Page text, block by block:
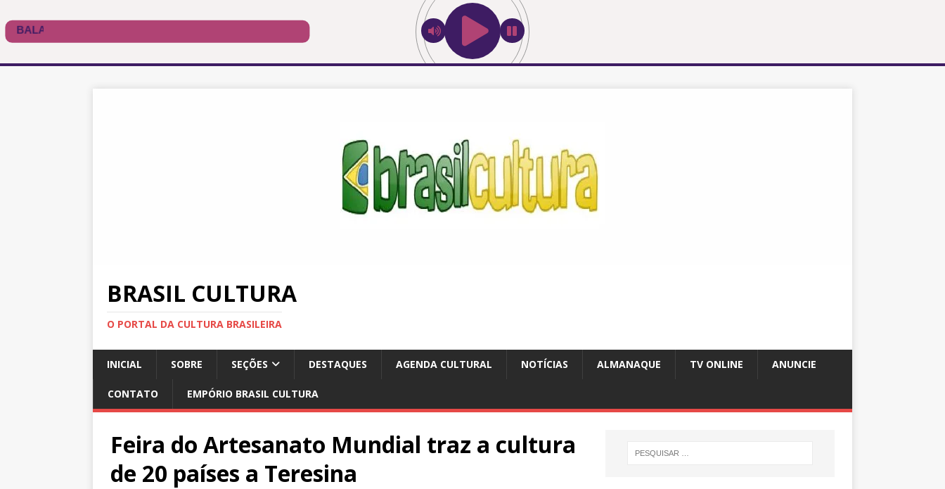
BRASIL CULTURA
O PORTAL DA CULTURA BRASILEIRA
INICIAL SOBRE SEÇÕES DESTAQUES AGENDA CULTURAL NOTÍCIAS ALMANAQUE TV ONLINE ANUNCIE
CONTATO EMPÓRIO BRASIL CULTURA
Feira do Artesanato Mundial traz a cultura
de 20 países a Teresina